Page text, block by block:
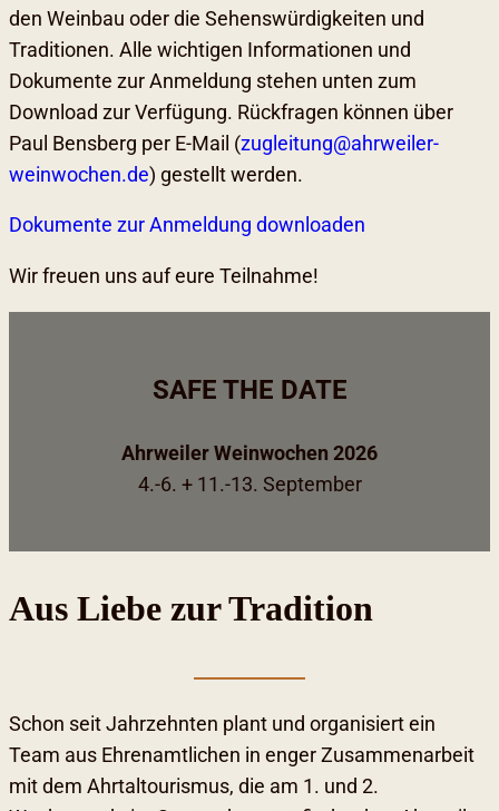
den Weinbau oder die Sehenswürdigkeiten und
Traditionen. Alle wichtigen Informationen und
Dokumente zur Anmeldung stehen unten zum
Download zur Verfügung. Rückfragen können über
Paul Bensberg per E-Mail (zugleitung@ahrweiler-
weinwochen.de) gestellt werden.
Dokumente zur Anmeldung downloaden
Wir freuen uns auf eure Teilnahme!
SAFE THE DATE
Ahrweiler Weinwochen 2026
4.-6. + 11.-13. September
Aus Liebe zur Tradition
Schon seit Jahrzehnten plant und organisiert ein
Team aus Ehrenamtlichen in enger Zusammenarbeit
mit dem Ahrtaltourismus, die am 1. und 2.